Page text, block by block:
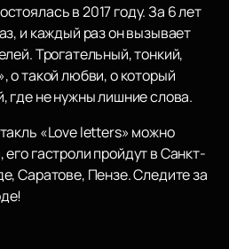
в 2017 году. За 6 лет
и каждый раз он вызывает
Трогательный, тонкий,
о такой любви, о который
где не нужны лишние слова.
«Love letters» можно
гастроли пройдут в Санкт-
Саратове, Пензе. Следите за